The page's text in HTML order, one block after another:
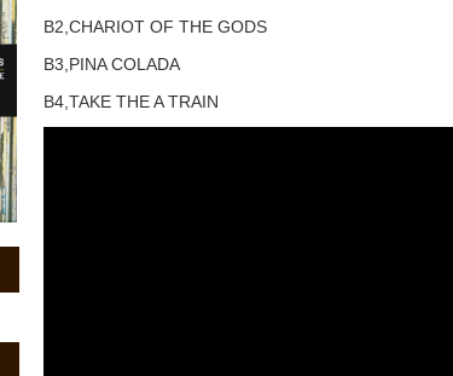
B2,CHARIOT OF THE GODS
B3,PINA COLADA
B4,TAKE THE A TRAIN